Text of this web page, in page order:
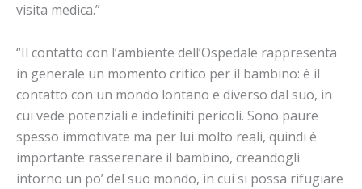
visita medica.”
“Il contatto con l’ambiente dell’Ospedale rappresenta
in generale un momento critico per il bambino: è il
contatto con un mondo lontano e diverso dal suo, in
cui vede potenziali e indefiniti pericoli. Sono paure
spesso immotivate ma per lui molto reali, quindi è
importante rasserenare il bambino, creandogli
intorno un po’ del suo mondo, in cui si possa rifugiare